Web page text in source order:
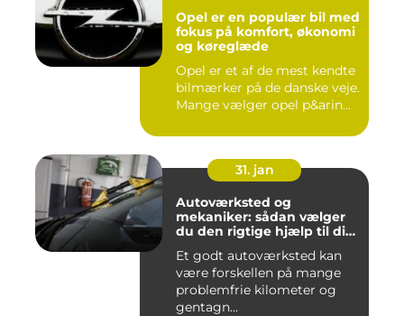
Opel er en populær bil med
fokus på komfort, økonomi
og køreglæde
Opel er et af de mest kendte
bilmærker på de danske veje.
Mange vælger opel p&arin...
31. jan
Autoværksted og
mekaniker: sådan vælger
du den rigtige hjælp til din
Et godt autoværksted kan
være forskellen på mange
problemfrie kilometer og
gentagn...